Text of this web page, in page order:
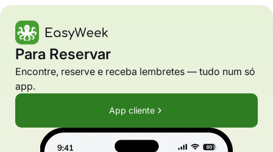
Para Reservar
Encontre, reserve e receba lembretes — tudo num só
app.
App cliente